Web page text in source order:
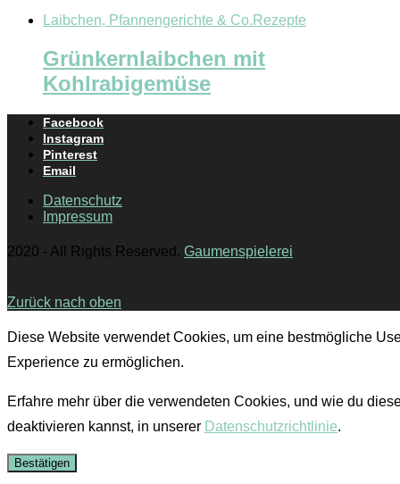
Laibchen, Pfannengerichte & Co. Rezepte
Grünkernlaibchen mit
Kohlrabigemüse
Facebook
Instagram
Pinterest
Email
Datenschutz
Impressum
2020 - All Rights Reserved. Gaumenspielerei
Zurück nach oben
Diese Website verwendet Cookies, um eine bestmögliche
Experience zu ermöglichen.
Erfahre mehr über die verwendeten Cookies, und wie du
deaktivieren kannst, in unserer Datenschutzrichtlinie.
Bestätigen